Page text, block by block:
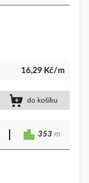
16,29 Kč/m
do košíku
353 m